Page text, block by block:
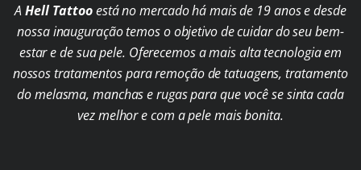
AHell Tattooestá no mercado há mais de 19 anos e desde
nossa inauguração temos o objetivo de cuidar do seu bem-
estar e de sua pele. Oferecemos a mais alta tecnologia em
nossos tratamentos para remoção de tatuagens, tratamento
do melasma, manchas e rugas para que você se sinta cada
vez melhor e com a pele mais bonita.